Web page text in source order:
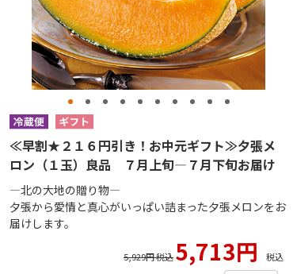
≪早割★２１６円引き！お中元ギフト≫夕張メ
ロン（１玉）良品 ７月上旬―７月下旬お届け
―北の大地の贈り物―
夕張から愛情と真心がいっぱい詰まった夕張メロンをお
届けします。
5,929円 税込5,713円 税込